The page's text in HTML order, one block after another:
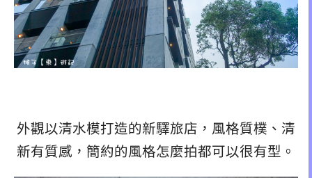
外觀以清水模打造的新驛旅店，風格質樸、清
新有質感，簡約的風格怎麼拍都可以很有型。